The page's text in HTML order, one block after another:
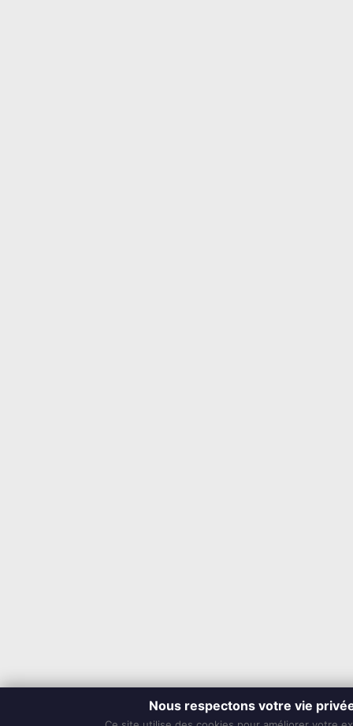
Nous respectons votre vie